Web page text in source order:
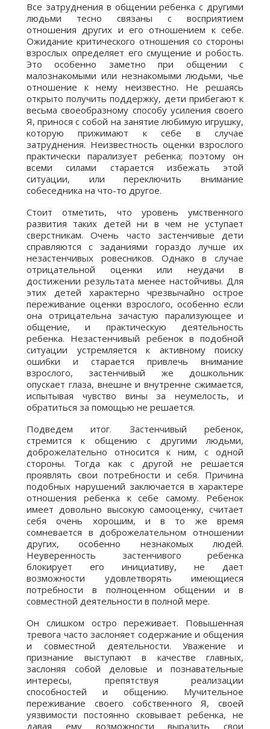
Все затруднения в общении ребенка с другими
людьми тесно связаны с восприятием
отношения других и его отношением к себе.
Ожидание критического отношения со стороны
взрослых определяет его смущение и робость.
Это особенно заметно при общении с
малознакомыми или незнакомыми людьми, чье
отношение к нему неизвестно. Не решаясь
открыто получить поддержку, дети прибегают к
весьма своеобразному способу усиления своего
Я, принося с собой на занятие любимую игрушку,
которую прижимают к себе в случае
затруднения. Неизвестность оценки взрослого
практически парализует ребенка; поэтому он
всеми силами старается избежать этой
ситуации, или переключить внимание
собеседника на что-то другое.
Стоит отметить, что уровень умственного
развития таких детей ни в чем не уступает
сверстникам. Очень часто застенчивые дети
справляются с заданиями гораздо лучше их
незастенчивых ровесников. Однако в случае
отрицательной оценки или неудачи в
достижении результата менее настойчивы. Для
этих детей характерно чрезвычайно острое
переживание оценки взрослого, особенно если
она отрицательна зачастую парализующее и
общение, и практическую деятельность
ребенка. Незастенчивый ребенок в подобной
ситуации устремляется к активному поиску
ошибки и старается привлечь внимание
взрослого, застенчивый же дошкольник
опускает глаза, внешне и внутренне сжимается,
испытывая чувство вины за неумелость, и
обратиться за помощью не решается.
Подведем итог. Застенчивый ребенок,
стремится к общению с другими людьми,
доброжелательно относится к ним, с одной
стороны. Тогда как с другой не решается
проявлять свои потребности и себя. Причина
подобных нарушений заключается в характере
отношения ребенка к себе самому. Ребенок
имеет довольно высокую самооценку, считает
себя очень хорошим, и в то же время
сомневается в доброжелательном отношении
других, особенно незнакомых людей.
Неуверенность застенчивого ребенка
блокирует его инициативу, не дает
возможности удовлетворять имеющиеся
потребности в полноценном общении и в
совместной деятельности в полной мере.
Он слишком остро переживает. Повышенная
тревога часто заслоняет содержание и общения
и совместной деятельности. Уважение и
признание выступают в качестве главных,
заслоняя собой деловые и познавательные
интересы, препятствуя реализации
способностей и общению. Мучительное
переживание своего собственного Я, своей
уязвимости постоянно сковывает ребенка, не
давая ему возможности выразить свои